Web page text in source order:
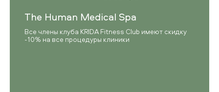
The Human Medical Spa
Все члены клуба KRIDA Fitness Club имеют скидку
-10% на все процедуры клиники